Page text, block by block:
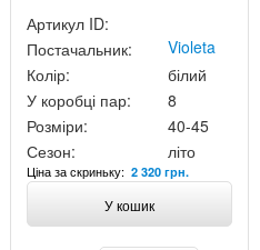
Артикул ID:
Постачальник:
Violeta
Колір:
білий
У коробці пар:
8
Розміри:
40-45
Сезон:
літо
Ціна за скриньку: 2 320 грн.
У кошик